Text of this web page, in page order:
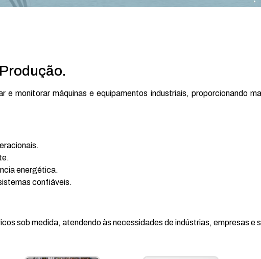
monitorar máquinas e equipamentos industriais, proporcionando
energética.
confiáveis.
sob medida, atendendo às necessidades de indústrias, empresas e